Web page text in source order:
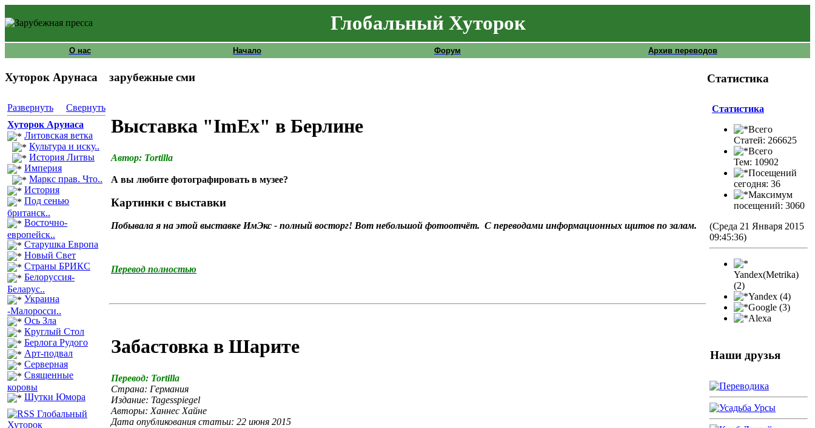
Глобальный Хуторок
О нас Начало Форум Архив переводов
Хуторок Арунаса
Развернуть
Свернуть
Хуторок Арунаса
Литовская ветка
Культура и иску..
История Литвы
Империя
Маркс прав. Что..
История
Под сенью
британск..
Восточно-
европейск..
Старушка Европа
Новый Свет
Страны БРИКС
Белоруссия-
Беларус..
Украина
-Малоросси..
Ось Зла
Круглый Стол
Берлога Рудого
Арт-подвал
Серверная
Священные
коровы
Шутки Юмора
зарубежные сми
Выставка "ImEx" в Берлине
Автор: Tortilla
А вы любите фотографировать в музее?
Картинки с выставки
Побывала я на этой выставке ИмЭкс - полный восторг! Вот небольшой фотоотчёт. С переводами информационных щитов по залам.
Перевод полностью
Забастовка в Шарите
Перевод: Tortilla
Страна: Германия
Издание: Tagesspiegel
Авторы: Ханнес Хайне
Дата опубликования статьи: 22 июня 2015
Статистика
Статистика
Всего
Статей: 266625
Всего
Тем: 10902
Посещений
сегодня: 36
Максимум
посещений: 3060
(Среда 21 Января 2015
09:45:36)
Yandex(Metrika)
(2)
Yandex (4)
Google (3)
Alexa
Наши друзья